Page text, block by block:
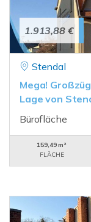
1.913,88 €
Stendal
Mega!
Lage von
Bürofläche
159,49 m²
FLÄCHE